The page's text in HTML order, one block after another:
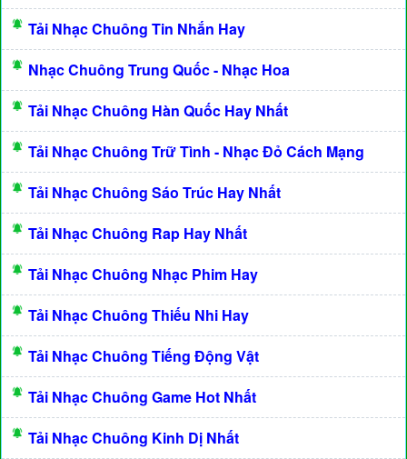
Tải Nhạc Chuông Tin Nhắn Hay
Nhạc Chuông Trung Quốc - Nhạc Hoa
Tải Nhạc Chuông Hàn Quốc Hay Nhất
Tải Nhạc Chuông Trữ Tình - Nhạc Đỏ Cách Mạng
Tải Nhạc Chuông Sáo Trúc Hay Nhất
Tải Nhạc Chuông Rap Hay Nhất
Tải Nhạc Chuông Nhạc Phim Hay
Tải Nhạc Chuông Thiếu Nhi Hay
Tải Nhạc Chuông Tiếng Động Vật
Tải Nhạc Chuông Game Hot Nhất
Tải Nhạc Chuông Kinh Dị Nhất